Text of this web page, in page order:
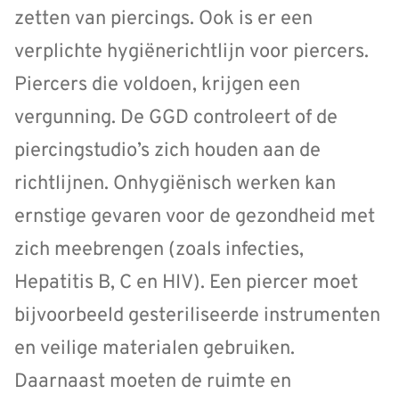
zetten van piercings. Ook is er een
verplichte hygiënerichtlijn voor piercers.
Piercers die voldoen, krijgen een
vergunning. De GGD controleert of de
piercingstudio’s zich houden aan de
richtlijnen. Onhygiënisch werken kan
ernstige gevaren voor de gezondheid met
zich meebrengen (zoals infecties,
Hepatitis B, C en HIV). Een piercer moet
bijvoorbeeld gesteriliseerde instrumenten
en veilige materialen gebruiken.
Daarnaast moeten de ruimte en